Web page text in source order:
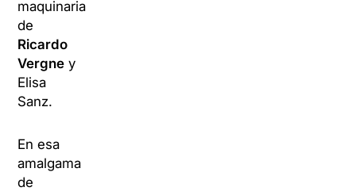
maquinaria
de
Ricardo
Vergne y
Elisa
Sanz.
En esa
amalgama
de